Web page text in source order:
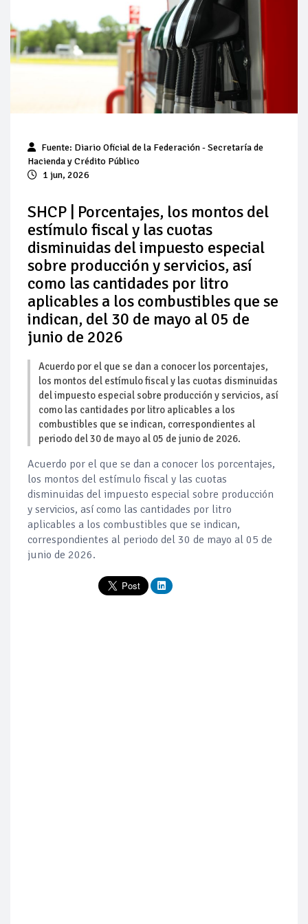
Baja 5% más el precio internacional del crudo por posible
acuerdo de paz
Aumentan 83% ventas de diésel Pemex: PetroIntelligence
Aumenta la producción de hidrocarburos de Pemex; aún
Medio Oriente
Cautela en el mercado por conversaciones Irán-Omán
mantienen precios al alza
Fuente: Diario Oficial de la Federación- Secretaría de
Hacienda y Crédito Público
1 jun, 2026
SHCP | Porcentajes, los montos del
estímulo fiscal y las cuotas
disminuidas del impuesto especial
sobre producción y servicios, así
como las cantidades por litro
aplicables a los combustibles que se
indican, del 30 de mayo al 05 de
junio de 2026
Acuerdo por el que se dan a conocer los porcentajes,
los montos del estímulo fiscal y las cuotas disminuidas
del impuesto especial sobre producción y servicios, así
como las cantidades por litro aplicables a los
combustibles que se indican, correspondientes al
periodo del 30 de mayo al 05 de junio de 2026.
Acuerdo por el que se dan a conocer los porcentajes,
los montos del estímulo fiscal y las cuotas
disminuidas del impuesto especial sobre producción
y servicios, así como las cantidades por litro
aplicables a los combustibles que se indican,
correspondientes al periodo del 30 de mayo al 05 de
junio de 2026.